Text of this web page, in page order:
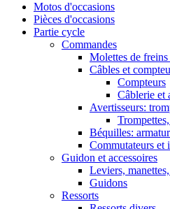
Motos d'occasions
Pièces d'occasions
Partie cycle
Commandes
Molettes de
Câbles et
Compteurs
Câblerie et
Avertisseurs:
Béquilles:
Commutateurs et
Guidon et accessoires
Leviers,
Guidons
Ressorts